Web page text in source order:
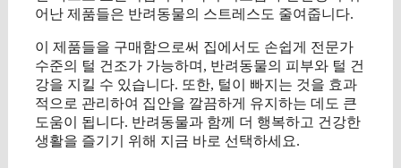
어난 제품들은 반려동물의 스트레스도 줄여줍니다.
이 제품들을 구매함으로써 집에서도 손쉽게 전문가
수준의 털 건조가 가능하며, 반려동물의 피부와 털 건
강을 지킬 수 있습니다. 또한, 털이 빠지는 것을 효과
적으로 관리하여 집안을 깔끔하게 유지하는 데도 큰
도움이 됩니다. 반려동물과 함께 더 행복하고 건강한
생활을 즐기기 위해 지금 바로 선택하세요.